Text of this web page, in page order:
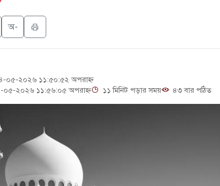
দিবস
ইউনিট-১ এ আবারও বিদ্যুৎ উৎপাদন শুরু
মারামারি: নিহত ১
অ-
২০২৬ ১১:৫০:৫২ অপরাহ্ন
২০২৬ ১১:৫৬:০৫ অপরাহ্ন
১১ মিনিট পড়ার সময় ৪৩ বার পঠিত